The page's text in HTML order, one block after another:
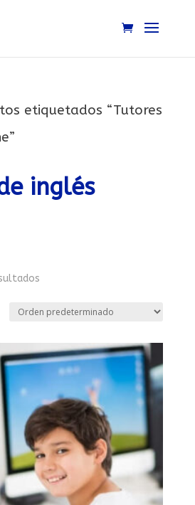
etiquetados “Tutores
inglés